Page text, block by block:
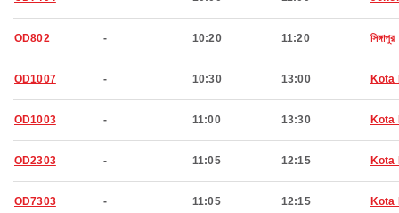
OD802 - 10:20 11:20 সিঙ্গাপুর
OD1007 - 10:30 13:00 Kota
OD1003 - 11:00 13:30 Kota
OD2303 - 11:05 12:15 Kota
OD7303 - 11:05 12:15 Kota